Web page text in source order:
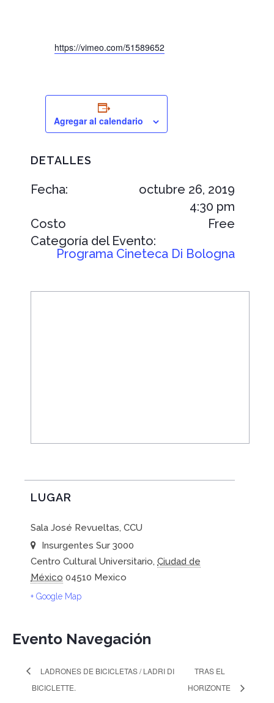
https://vimeo.com/51589652
Agregar al calendario
DETALLES
Fecha:
octubre 26, 2019
4:30 pm
Costo
Free
Categoría del Evento:
Programa Cineteca Di Bologna
LUGAR
Sala José Revueltas, CCU
Insurgentes Sur 3000
Centro Cultural Universitario, Ciudad de
México 04510 Mexico
+ Google Map
Evento Navegación
LADRONES DE BICICLETAS / LADRI DI
BICICLETTE.
TRAS EL
HORIZONTE